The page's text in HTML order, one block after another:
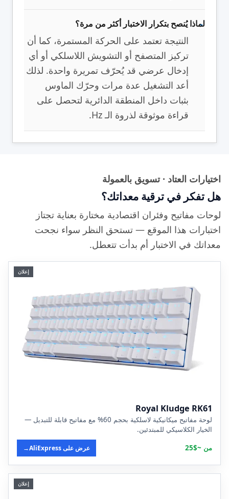
لماذا يُنصح بتكرار الاختبار أكثر من مرة؟
النتيجة تعتمد على الحركة المستمرة، كما أن
تركيز المتصفح أو التشويش اللاسلكي أو أي
إدخال عرضي قد يُحرّف تمريرة واحدة. لذلك
أعد التشغيل عدة مرات وحرّك الماوس
بثبات داخل المنطقة الدائرية لتحصل على
قراءة موثوقة لذروة الـ Hz.
اختيارات العتاد · تسويق بالعمولة
هل تفكر في ترقية معداتك؟
لوحات مفاتيح وفئران اقتصادية مختارة بعناية تجتاز
اختبارات هذا الموقع — تستحق النظر سواء نجحت
معداتك في الاختبار أم بدأت تتعطل.
إعلان
Royal Kludge RK61
لوحة مفاتيح ميكانيكية لاسلكية بحجم 60% مع مفاتيح قابلة للتبديل —
الخيار الكلاسيكي للمبتدئين.
من ~$25
عرض على AliExpress →
إعلان